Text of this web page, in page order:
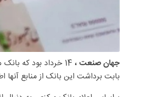
جهان صنعت ،
14 خرداد بود که
بابت برداشت این بانک از منابع آنها